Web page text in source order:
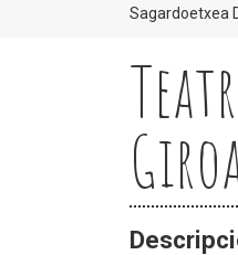
Sagardoetxea